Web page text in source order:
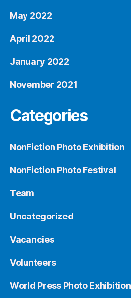
May 2022
April 2022
January 2022
November 2021
Categories
NonFiction Photo Exhibition
NonFiction Photo Festival
Team
Uncategorized
Vacancies
Volunteers
World Press Photo Exhibition